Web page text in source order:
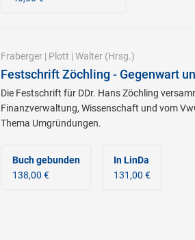
Fraberger| Plott | Walter(Hrsg.)
Festschrift Zöchling - Gegenwart
Die Festschrift für DDr. Hans Zöchling
Finanzverwaltung, Wissenschaft und vom
Thema Umgründungen.
Buch gebunden
138,00 €
In LinDa
131,00 €